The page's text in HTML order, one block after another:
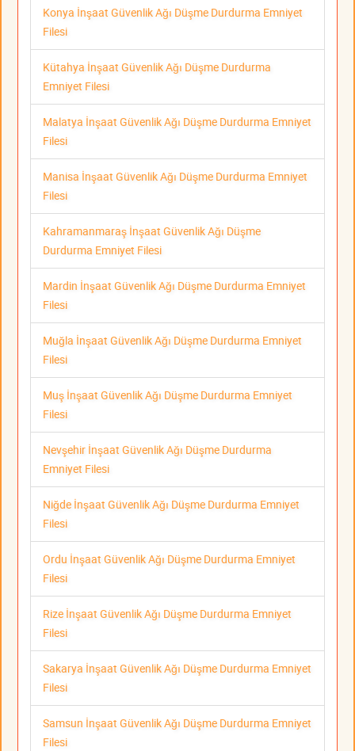
Konya İnşaat Güvenlik Ağı Düşme Durdurma Emniyet
Filesi
Kütahya İnşaat Güvenlik Ağı Düşme Durdurma
Emniyet Filesi
Malatya İnşaat Güvenlik Ağı Düşme Durdurma Emniyet
Filesi
Manisa İnşaat Güvenlik Ağı Düşme Durdurma Emniyet
Filesi
Kahramanmaraş İnşaat Güvenlik Ağı Düşme
Durdurma Emniyet Filesi
Mardin İnşaat Güvenlik Ağı Düşme Durdurma Emniyet
Filesi
Muğla İnşaat Güvenlik Ağı Düşme Durdurma Emniyet
Filesi
Muş İnşaat Güvenlik Ağı Düşme Durdurma Emniyet
Filesi
Nevşehir İnşaat Güvenlik Ağı Düşme Durdurma
Emniyet Filesi
Niğde İnşaat Güvenlik Ağı Düşme Durdurma Emniyet
Filesi
Ordu İnşaat Güvenlik Ağı Düşme Durdurma Emniyet
Filesi
Rize İnşaat Güvenlik Ağı Düşme Durdurma Emniyet
Filesi
Sakarya İnşaat Güvenlik Ağı Düşme Durdurma Emniyet
Filesi
Samsun İnşaat Güvenlik Ağı Düşme Durdurma Emniyet
Filesi